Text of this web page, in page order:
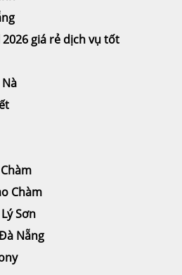
2026 giá rẻ dịch vụ tốt
Chàm
Sơn
Nẵng